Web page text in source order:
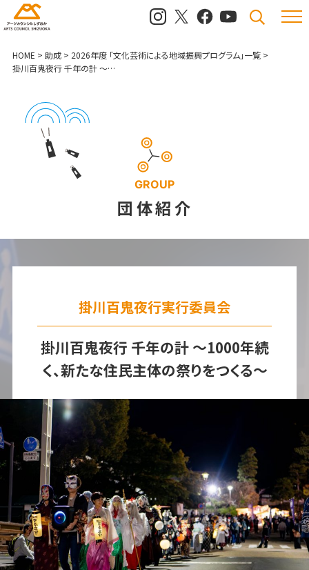
メニュ
検索
HOME > 助成> 2026年度 「文化芸術による地域振興プログラム」一覧>
掛川百鬼夜行 千年の計 ～1000年続く、新たな住民主体の祭りをつくる～
GROUP
団体紹介
掛川百鬼夜行実行委員会
掛川百鬼夜行 千年の計 ～1000年続
く、新たな住民主体の祭りをつくる～